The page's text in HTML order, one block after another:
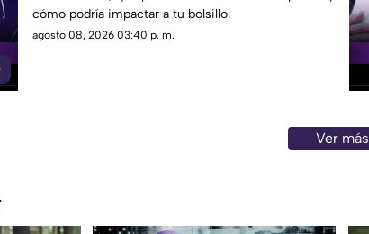
cómo podría impactar a tu bolsillo.
agosto 08, 2026 03:40 p. m.
Ver más